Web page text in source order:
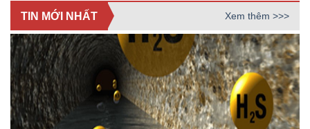
TIN MỚI NHẤT Xem thêm >>>